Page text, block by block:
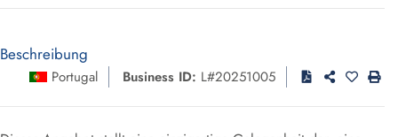
Beschreibung
Portugal Business ID: L#20251005